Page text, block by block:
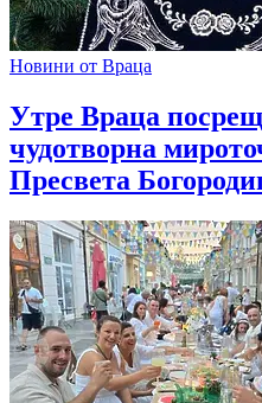
Новини от Враца
Утре Враца
чудотворна
Пресвета